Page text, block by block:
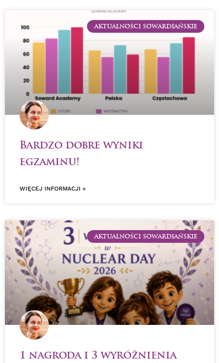
AKTUALNOŚCI SOWARDIAŃSKIE
Bardzo dobre wyniki
egzaminu!
WIĘCEJ INFORMACJI »
AKTUALNOŚCI SOWARDIAŃSKIE
1 nagroda i 3 wyróżnienia